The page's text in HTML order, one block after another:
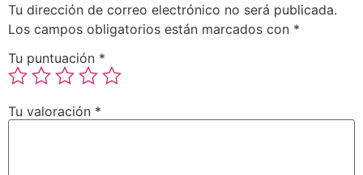
Tu dirección de correo electrónico no será publicada.
Los campos obligatorios están marcados con *
Tu puntuación *
Tu valoración *